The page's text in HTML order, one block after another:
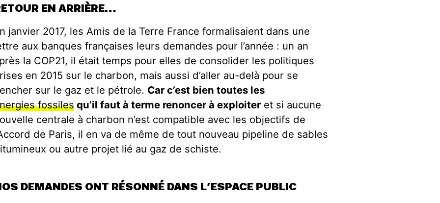
EN ARRIÈRE…
janvier 2017, les Amis de la Terre France formalisaient dans une
aux banques françaises leurs demandes pour l’année : un an
la COP21, il était temps pour elles de consolider les politiques
en 2015 sur le charbon, mais aussi d’aller au-delà pour se
sur le gaz et le pétrole. Car c’est bien toutes les
fossiles qu’il faut à terme renoncer à exploiter et si aucune
centrale à charbon n’est compatible avec les objectifs de
de Paris, il en va de même de tout nouveau pipeline de sables
ou autre projet lié au gaz de schiste.
DEMANDES ONT RÉSONNÉ DANS L’ESPACE PUBLIC